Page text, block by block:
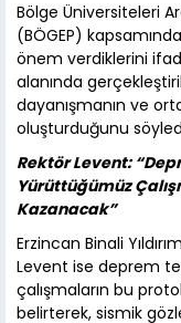
Bölge Üniversiteleri
(BÖGEP)
önem verdiklerini
alanında
dayanışmanın ve
oluşturduğunu
Rektör Levent:
Yürüttüğümüz
Kazanacak”
Erzincan Binali
Levent ise deprem
çalışmaların bu
belirterek, sismik